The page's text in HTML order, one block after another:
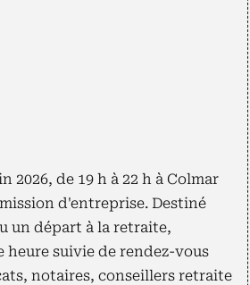
2026, de 19 h à 22 h à Colmar
d'entreprise. Destiné
un départ à la retraite,
suivie de rendez-vous
notaires, conseillers retraite